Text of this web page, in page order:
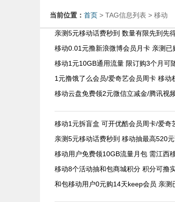
当前位置： 首页 > TAG信息列表 > 移动
亲测5元移动话费秒到 数量有限先到先
移动0.01元撸新浪微博会员月卡 亲测已
移动1元10GB通用流量 限订购3个月可
1元撸饿了么会员/爱奇艺会员周卡 移动
移动云盘免费领2元微信立减金/腾讯视
移动1元拆盲盒 可开优酷会员周卡/爱奇
亲测5元移动话费秒到 移动抽最高520
移动用户免费领10GB流量月包 需江西
移动8个活动抽和包商城积分 积分可撸
和包移动用户0元购14天keep会员 亲测